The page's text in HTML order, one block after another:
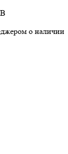
товара.